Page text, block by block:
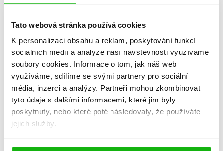
Tato webová stránka používá cookies
K personalizaci obsahu a reklam, poskytování funkcí
sociálních médií a analýze naší návštěvnosti využíváme
soubory cookies. Informace o tom, jak náš web
využíváme, sdílíme se svými partnery pro sociální
média, inzerci a analýzy. Partneři mohou zkombinovat
tyto údaje s dalšími informacemi, které jim byly
poskytnuty, nebo které poté následovaly, že používáte
jejich služby.
295 Kč369 Kč
Do košíku
279 Kč349 Kč